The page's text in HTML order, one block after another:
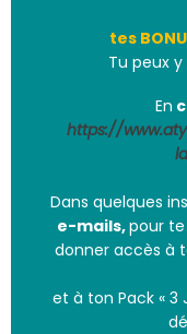
tes
Tu peux
En
https://
Dans quelques
e-mails,pour
donner accès à
et à ton Pack « 3